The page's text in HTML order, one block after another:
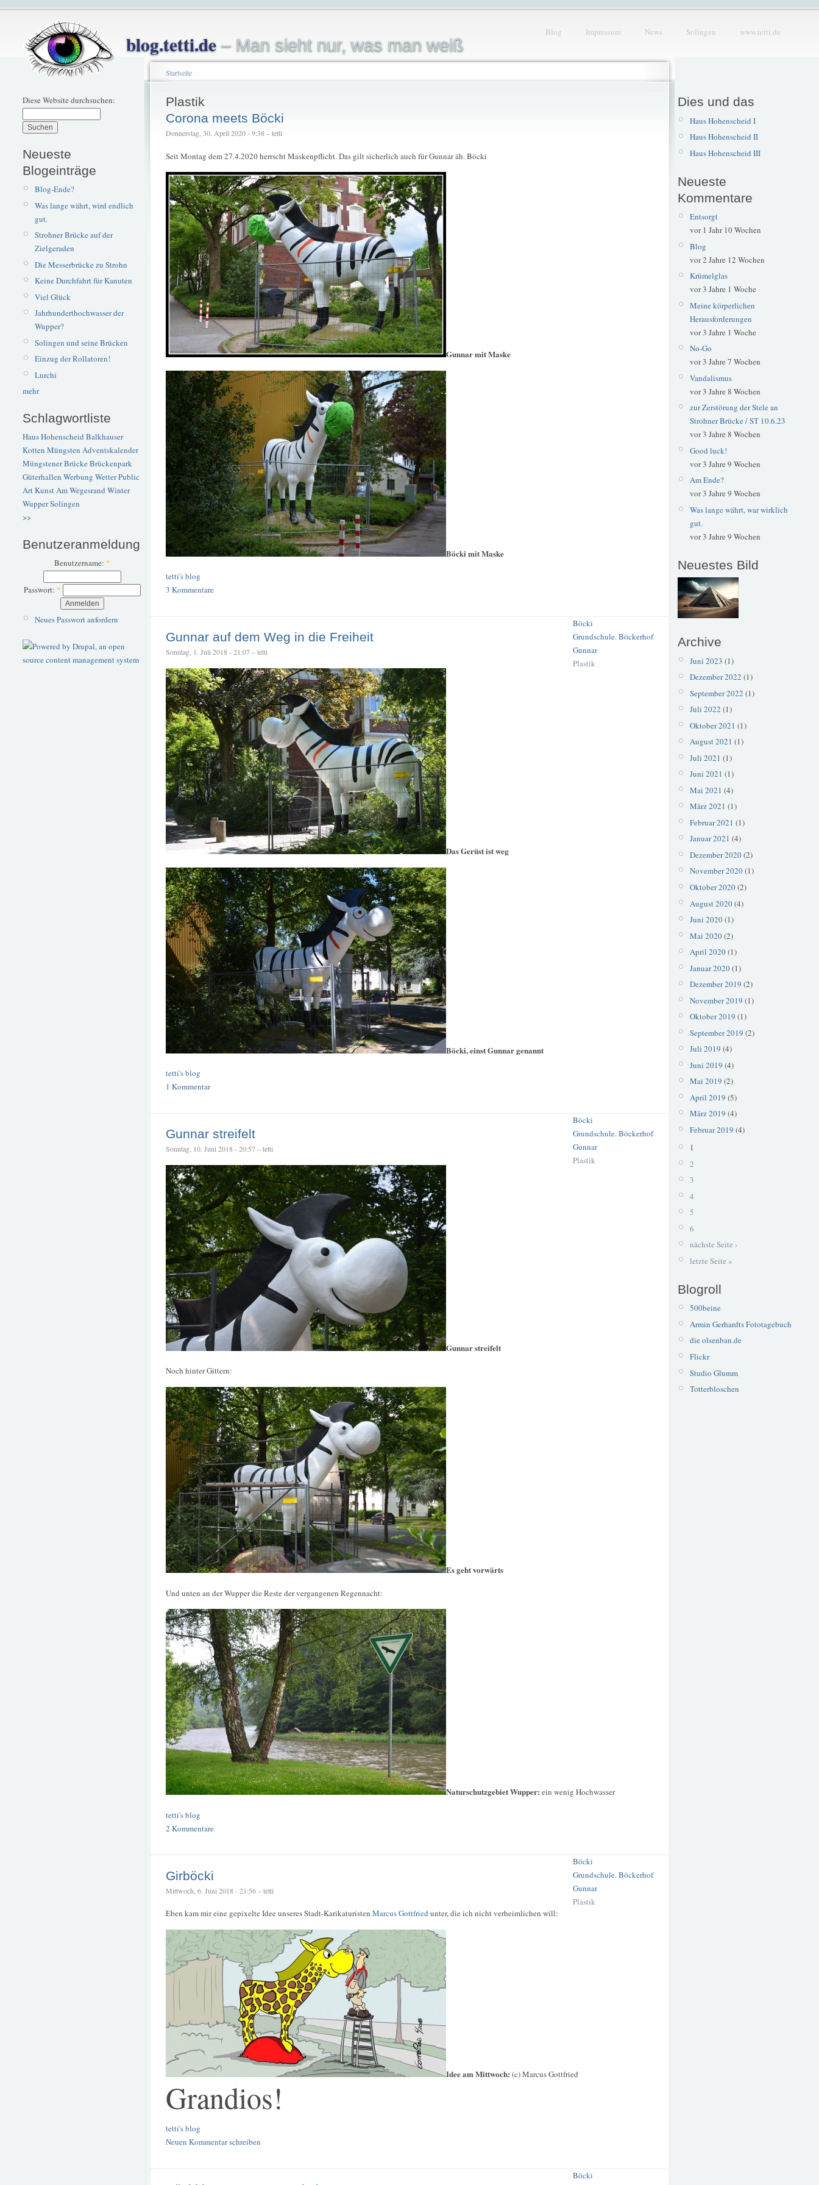
blog.tetti.de– Man sieht nur, was man weiß
Blog Impressum News Solingen www.tetti.de
Diese Website durchsuchen:
Neueste
Blogeinträge
Blog-Ende?
Was lange währt, wird endlich
gut.
Strohner Brücke auf der
Zielgeraden
Die Messerbrücke zu Strohn
Keine Durchfahrt für Kanuten
Viel Glück
Jahrhunderthochwasser der
Wupper?
Solingen und seine Brücken
Einzug der Rollatoren!
Lurchi
mehr
Schlagwortliste
Haus Hohenscheid Balkhauser
Kotten Müngsten Adventskalender
Müngstener BrückeBrückenpark
Güterhallen Werbung WetterPublic
ArtKunstAm Wegesrand Winter
WupperSolingen
>>
Benutzeranmeldung
Benutzername: *
Passwort: *
Neues Passwort anfordern
Startseite
Plastik
Corona meets Böcki
Donnerstag, 30. April 2020 - 9:38 – tetti
Seit Montag dem 27.4.2020 herrscht Maskenpflicht. Das gilt sicherlich auch für Gunnar äh. Böcki
Gunnar mit Maske
Böcki mit Maske
tetti's blog
3 Kommentare
Böcki
Grundschule. Böckerhof
Gunnar
Plastik
Gunnar auf dem Weg in die Freiheit
Sonntag, 1. Juli 2018 - 21:07 – tetti
Das Gerüst ist weg
Böcki, einst Gunnar genannt
tetti's blog
1 Kommentar
Böcki
Grundschule. Böckerhof
Gunnar
Plastik
Gunnar streifelt
Sonntag, 10. Juni 2018 - 20:57 – tetti
Gunnar streifelt
Noch hinter Gittern:
Es geht vorwärts
Und unten an der Wupper die Reste der vergangenen Regennacht:
Naturschutzgebiet Wupper: ein wenig Hochwasser
tetti's blog
2 Kommentare
Böcki
Grundschule. Böckerhof
Gunnar
Plastik
Girböcki
Mittwoch, 6. Juni 2018 - 21:56 – tetti
Eben kam mir eine gepixelte Idee unseres Stadt-Karikaturisten Marcus Gottfried unter, die ich nicht verheimlichen will:
Idee am Mittwoch: (c) Marcus Gottfried
Grandios!
tetti's blog
Neuen Kommentar schreiben
Böcki
Dies und das
Haus Hohenscheid I
Haus Hohenscheid II
Haus Hohenscheid III
Neueste
Kommentare
Entsorgt
vor 1 Jahr 10 Wochen
Blog
vor 2 Jahre 12 Wochen
Krümelglas
vor 3 Jahre 1 Woche
Meine körperlichen
Herausforderungen
vor 3 Jahre 1 Woche
No-Go
vor 3 Jahre 7 Wochen
Vandalismus
vor 3 Jahre 8 Wochen
zur Zerstörung der Stele an
Strohner Brücke / ST 10.6.23
vor 3 Jahre 8 Wochen
Good luck!
vor 3 Jahre 9 Wochen
Am Ende?
vor 3 Jahre 9 Wochen
Was lange währt, war wirklich
gut.
vor 3 Jahre 9 Wochen
Neuestes Bild
Archive
Juni 2023 (1)
Dezember 2022 (1)
September 2022 (1)
Juli 2022 (1)
Oktober 2021 (1)
August 2021 (1)
Juli 2021 (1)
Juni 2021 (1)
Mai 2021 (4)
März 2021 (1)
Februar 2021 (1)
Januar 2021 (4)
Dezember 2020(2)
November 2020(1)
Oktober 2020(2)
August 2020(4)
Juni 2020(1)
Mai 2020(2)
April 2020(1)
Januar 2020(1)
Dezember 2019 (2)
November 2019 (1)
Oktober 2019 (1)
September 2019 (2)
Juli 2019 (4)
Juni 2019 (4)
Mai 2019 (2)
April 2019 (5)
März 2019 (4)
Februar 2019 (4)
1
2
3
4
5
6
nächste Seite ›
letzte Seite »
Blogroll
500beine
Armin Gerhardts Fototagebuch
die olsenban.de
Flickr
Studio Glumm
Totterbloschen